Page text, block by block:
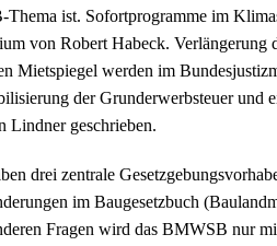
ist. Sofortprogramme im
von Robert Habeck. Verlängerung
Mietspiegel werden im
der Grunderwerbsteuer und
Lindner geschrieben.
drei zentrale
im Baugesetzbuch
Fragen wird das BMWSB nur